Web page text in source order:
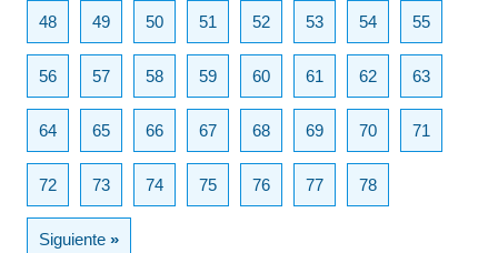
48 49 50 51 52 53 54 55
56 57 58 59 60 61 62 63
64 65 66 67 68 69 70 71
72 73 74 75 76 77 78
Siguiente»